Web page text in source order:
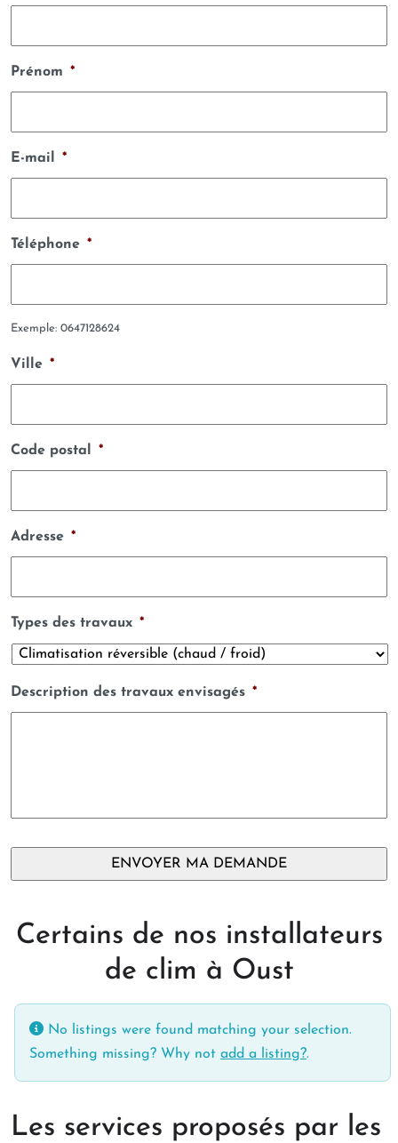
Prénom *
E-mail *
Téléphone *
Exemple: 0647128624
Ville *
Code postal *
Adresse *
Types des travaux *
Description des travaux envisagés *
Certains de nos installateurs
de clim à Oust
No listings were found matching your selection.
Something missing? Why not add a listing?.
Les services proposés par les